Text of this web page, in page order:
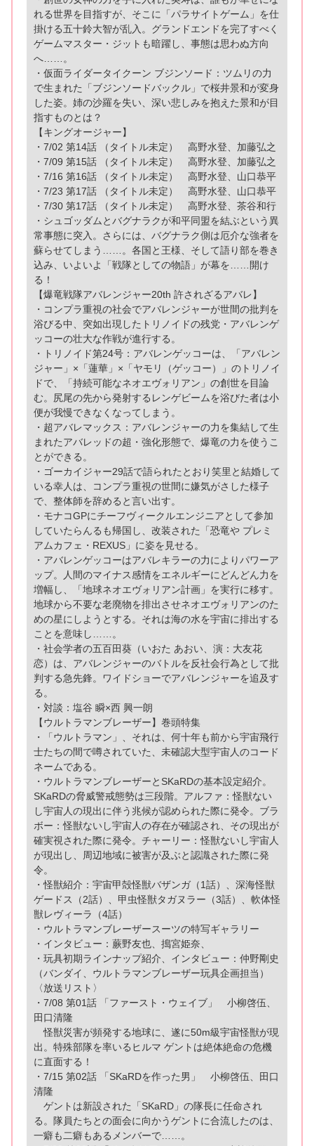
れる世界を目指すが、そこに「パラサイトゲーム」を仕
掛ける五十鈴大智が乱入。グランドエンドを完了すべく
ゲームマスター・ジットも暗躍し、事態は思わぬ方向
へ……。
・仮面ライダータイクーン ブジンソード：ツムリの力
で生まれた「ブジンソードバックル」で桜井景和が変身
した姿。姉の沙羅を失い、深い悲しみを抱えた景和が目
指すものとは？
【キングオージャー】
・7/02 第14話 （タイトル未定） 高野水登、加藤弘之
・7/09 第15話 （タイトル未定） 高野水登、加藤弘之
・7/16 第16話 （タイトル未定） 高野水登、山口恭平
・7/23 第17話 （タイトル未定） 高野水登、山口恭平
・7/30 第17話 （タイトル未定） 高野水登、茶谷和行
・シュゴッダムとバグナラクが和平同盟を結ぶという異
常事態に突入。さらには、バグナラク側は厄介な強者を
蘇らせてしまう……。各国と王様、そして語り部を巻き
込み、いよいよ「戦隊としての物語」が幕を……開け
る！
【爆竜戦隊アバレンジャー20th 許されざるアバレ】
・コンプラ重視の社会でアバレンジャーが世間の批判を
浴びる中、突如出現したトリノイドの残党・アバレンゲ
ッコーの壮大な作戦が進行する。
・トリノイド第24号：アバレンゲッコーは、「アバレン
ジャー」×「蓮華」×「ヤモリ（ゲッコー）」のトリノイ
ドで、「持続可能なネオエヴォリアン」の創世を目論
む。尻尾の先から発射するレンゲビームを浴びた者は小
便が我慢できなくなってしまう。
・超アバレマックス：アバレンジャーの力を集結して生
まれたアバレッドの超・強化形態で、爆竜の力を使うこ
とができる。
・ゴーカイジャー29話で語られたとおり笑里と結婚して
いる幸人は、コンプラ重視の世間に嫌気がさした様子
で、整体師を辞めると言い出す。
・モナコGPにチーフヴィークルエンジニアとして参加
していたらんるも帰国し、改装された「恐竜や プレミ
アムカフェ・REXUS」に姿を見せる。
・アバレンゲッコーはアバレキラーの力によりパワーア
ップ。人間のマイナス感情をエネルギーにどんどん力を
増幅し、「地球ネオエヴォリアン計画」を実行に移す。
地球から不要な老廃物を排出させネオエヴォリアンのた
めの星にしようとする。それは海の水を宇宙に排出する
ことを意味し……。
・社会学者の五百田葵（いおた あおい、演：大友花
恋）は、アバレンジャーのバトルを反社会行為として批
判する急先鋒。ワイドショーでアバレンジャーを追及す
る。
・対談：塩谷 瞬×西 興一朗
【ウルトラマンブレーザー】巻頭特集
・「ウルトラマン」、それは、何十年も前から宇宙飛行
士たちの間で噂されていた、未確認大型宇宙人のコード
ネームである。
・ウルトラマンブレーザーとSKaRDの基本設定紹介。
SKaRDの脅威警戒態勢は三段階。アルファ：怪獣ない
し宇宙人の現出に伴う兆候が認められた際に発令。ブラ
ボー：怪獣ないし宇宙人の存在が確認され、その現出が
確実視された際に発令。チャーリー：怪獣ないし宇宙人
が現出し、周辺地域に被害が及ぶと認識された際に発
令。
・怪獣紹介：宇宙甲殻怪獣バザンガ（1話）、深海怪獣
ゲードス（2話）、甲虫怪獣タガヌラー（3話）、軟体怪
獣レヴィーラ（4話）
・ウルトラマンブレーザースーツの特写ギャラリー
・インタビュー：蕨野友也、搗宮姫奈、
・玩具初期ラインナップ紹介、インタビュー：仲野剛史
（バンダイ、ウルトラマンブレーザー玩具企画担当）
〈放送リスト〉
・7/08 第01話 「ファースト・ウェイブ」 小柳啓伍、
田口清隆
怪獣災害が頻発する地球に、遂に50m級宇宙怪獣が現
出。特殊部隊を率いるヒルマ ゲントは絶体絶命の危機
に直面する！
・7/15 第02話 「SKaRDを作った男」 小柳啓伍、田口
清隆
ゲントは新設された「SKaRD」の隊長に任命され
る。隊員たちとの面会に向かうゲントに合流したのは、
一癖も二癖もあるメンバーで……。